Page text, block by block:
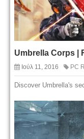
Umbrella Corps |
Ιούλ 11, 2016 PC
Discover Umbrella's